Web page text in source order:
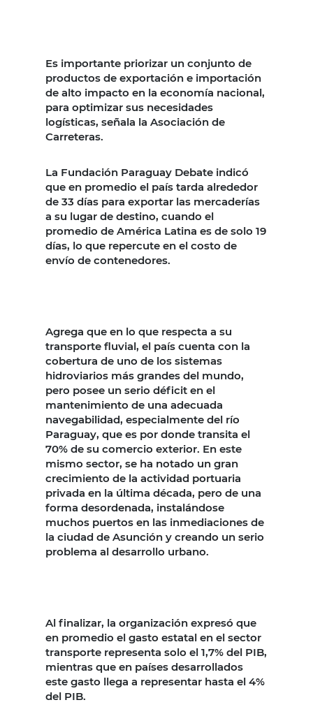
Es importante priorizar un conjunto de
productos de exportación e importación
de alto impacto en la economía nacional,
para optimizar sus necesidades
logísticas, señala la Asociación de
Carreteras.
La Fundación Paraguay Debate indicó
que en promedio el país tarda alrededor
de 33 días para exportar las mercaderías
a su lugar de destino, cuando el
promedio de América Latina es de solo 19
días, lo que repercute en el costo de
envío de contenedores.
Agrega que en lo que respecta a su
transporte fluvial, el país cuenta con la
cobertura de uno de los sistemas
hidroviarios más grandes del mundo,
pero posee un serio déficit en el
mantenimiento de una adecuada
navegabilidad, especialmente del río
Paraguay, que es por donde transita el
70% de su comercio exterior. En este
mismo sector, se ha notado un gran
crecimiento de la actividad portuaria
privada en la última década, pero de una
forma desordenada, instalándose
muchos puertos en las inmediaciones de
la ciudad de Asunción y creando un serio
problema al desarrollo urbano.
Al finalizar, la organización expresó que
en promedio el gasto estatal en el sector
transporte representa solo el 1,7% del PIB,
mientras que en países desarrollados
este gasto llega a representar hasta el 4%
del PIB.